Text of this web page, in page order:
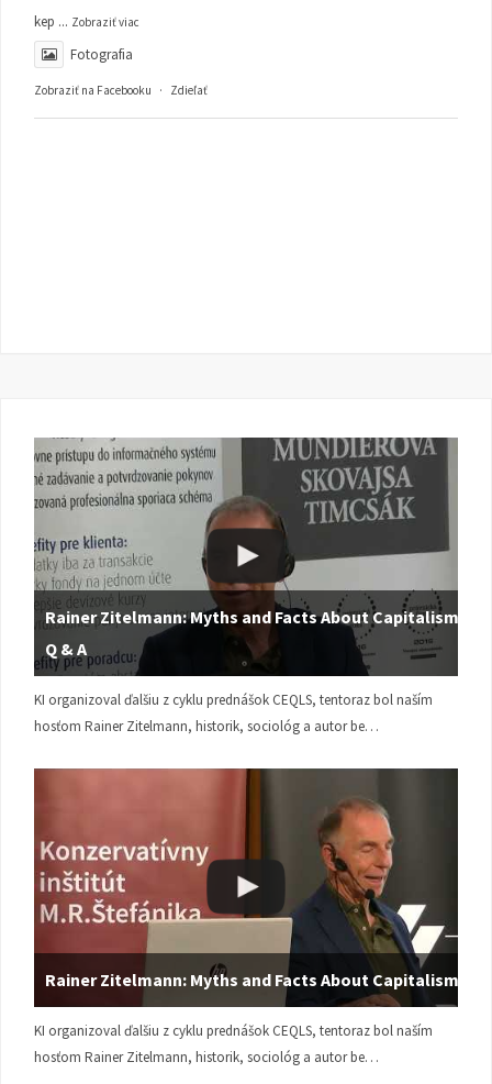
kep ... Zobraziť viac
Fotografia
Zobraziť na Facebooku · Zdieľať
Rainer Zitelmann: Myths and Facts About Capitalism |
Q & A
KI organizoval ďalšiu z cyklu prednášok CEQLS, tentoraz bol naším
hosťom Rainer Zitelmann, historik, sociológ a autor be…
Rainer Zitelmann: Myths and Facts About Capitalism
KI organizoval ďalšiu z cyklu prednášok CEQLS, tentoraz bol naším
hosťom Rainer Zitelmann, historik, sociológ a autor be…